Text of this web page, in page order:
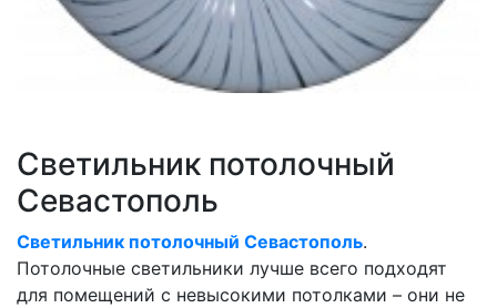
Светильник потолочный
Севастополь
Светильник потолочный Севастополь.
Потолочные светильники лучше всего подходят
для помещений с невысокими потолками – они не